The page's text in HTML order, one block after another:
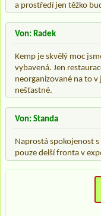
a prostředí jen těžko
Von: Radek
Kemp je skvělý moc
vybavená. Jen
neorganizované na to
nešťastné.
Von: Standa
Naprostá spokojenost
pouze delší fronta v